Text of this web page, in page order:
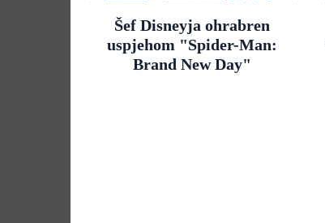
Šef Disneyja ohrabren
uspjehom "Spider-Man:
Brand New Day"